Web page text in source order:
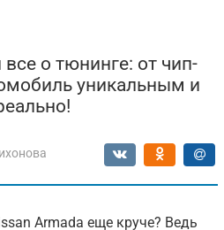
о тюнинге: от чип-
уникальным и
Armada еще круче? Ведь